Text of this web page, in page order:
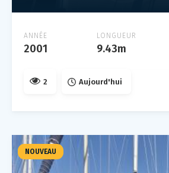
ANNÉE
2001
LONGUEUR
9.43m
2 Aujourd'hui
NOUVEAU